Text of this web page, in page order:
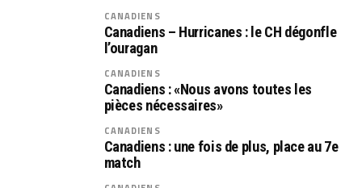
CANADIENS
Canadiens – Hurricanes : le CH dégonfle
l’ouragan
CANADIENS
Canadiens : «Nous avons toutes les
pièces nécessaires»
CANADIENS
Canadiens : une fois de plus, place au 7e
match